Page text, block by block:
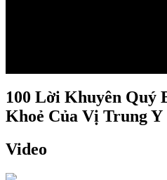
100 Lời Khuyên Quý
Khoẻ Của Vị Trung Y
Video